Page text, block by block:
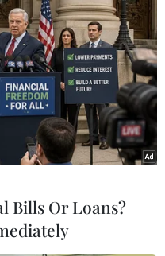
nhập khẩu từ Mexico
hàng trăm người
dùng Mỹ nhiễm khuẩn
Salmonella
07/08/2026 00:43
Bills Or Loans?